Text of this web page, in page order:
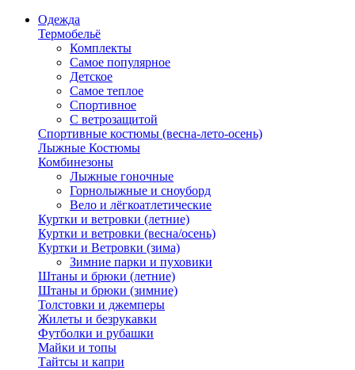
Одежда
Термобельё
Комплекты
Самое популярное
Детское
Самое теплое
Спортивное
С ветрозащитой
Спортивные костюмы (весна-лето-осень)
Лыжные Костюмы
Комбинезоны
Лыжные гоночные
Горнолыжные и сноуборд
Вело и лёгкоатлетические
Куртки и ветровки (летние)
Куртки и ветровки (весна/осень)
Куртки и Ветровки (зима)
Зимние парки и пуховики
Штаны и брюки (летние)
Штаны и брюки (зимние)
Толстовки и джемперы
Жилеты и безрукавки
Футболки и рубашки
Майки и топы
Тайтсы и капри